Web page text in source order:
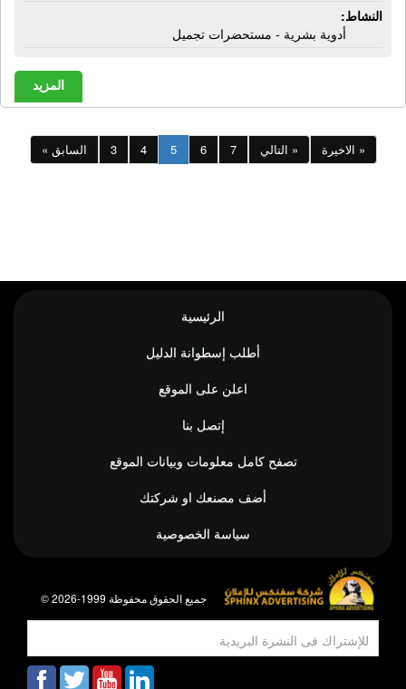
النشاط:
أدوية بشرية - مستحضرات تجميل
المزيد
« السابق 3 4 5 6 7 التالي » الاخيرة »
الرئيسية
أطلب إسطوانة الدليل
اعلن على الموقع
إتصل بنا
تصفح كامل معلومات وبيانات الموقع
أضف مصنعك او شركتك
سياسة الخصوصية
© جميع الحقوق محفوظة 1999-2026